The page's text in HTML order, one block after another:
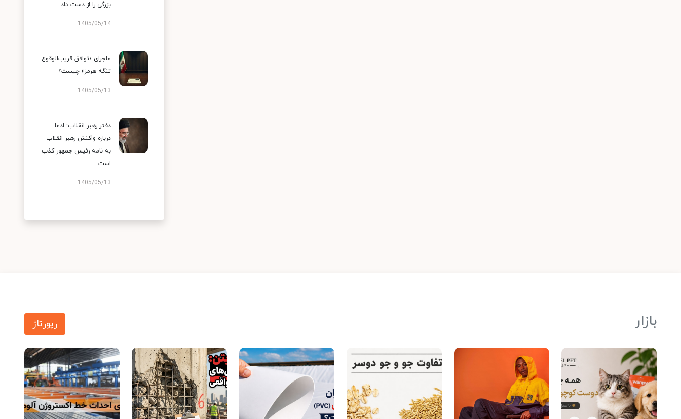
بزرگی را از دست داد
1405/05/14
ماجرای «توافق قریب‌الوقوع
تنگه هرمز» چیست؟
1405/05/13
دفتر رهبر انقلاب: ادعا
درباره واکنش رهبر انقلاب
به نامه رئیس جمهور کذب
است
1405/05/13
بازار رپورتاژ